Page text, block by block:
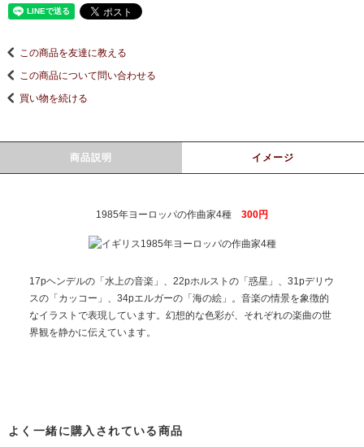
この商品を友達に教える
この商品について問い合わせる
買い物を続ける
商品説明 イメージ
1985年ヨーロッパの作曲家4種 300円
17pヘンデルの「水上の音楽」、22pホルストの「惑星」、31pデリウ
スの「カッコー」、34pエルガーの「海の絵」。音楽の情景を象徴的
なイラストで表現しています。幻想的な色彩が、それぞれの楽曲の世
界観を静かに伝えています。
よく一緒に購入されている商品